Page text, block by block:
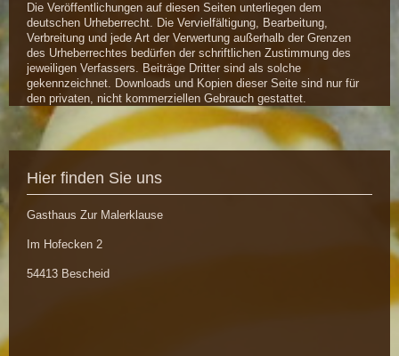
Die Veröffentlichungen auf diesen Seiten unterliegen dem
deutschen Urheberrecht. Die Vervielfältigung, Bearbeitung,
Verbreitung und jede Art der Verwertung außerhalb der Grenzen
des Urheberrechtes bedürfen der schriftlichen Zustimmung des
jeweiligen Verfassers. Beiträge Dritter sind als solche
gekennzeichnet. Downloads und Kopien dieser Seite sind nur für
den privaten, nicht kommerziellen Gebrauch gestattet.
Hier finden Sie uns
Gasthaus Zur Malerklause
Im Hofecken 2
54413 Bescheid